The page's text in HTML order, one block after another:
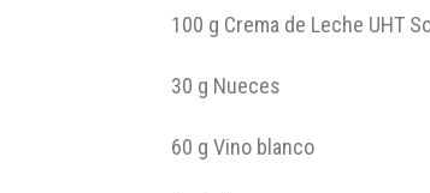
100 g Crema de Leche UHT
30 g Nueces
60 g Vino blanco